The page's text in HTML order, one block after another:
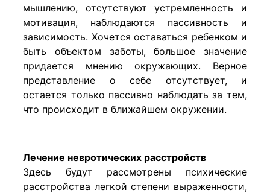
мышлению, отсутствуют устремленность и
мотивация, наблюдаются пассивность и
зависимость. Хочется оставаться ребенком и
быть объектом заботы, большое значение
придается мнению окружающих. Верное
представление о себе отсутствует, и
остается только пассивно наблюдать за тем,
что происходит в ближайшем окружении.
Лечение невротических расстройств
Здесь будут рассмотрены психические
расстройства легкой степени выраженности,